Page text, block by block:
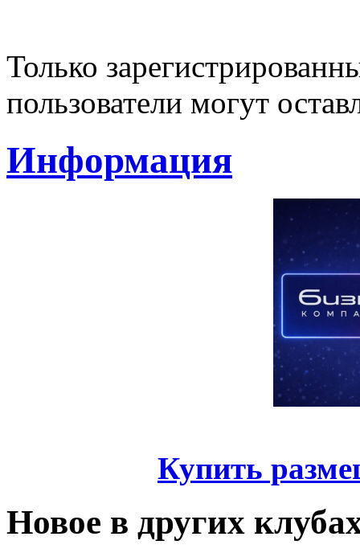
Только
пользователи могут
Информация
Купить
Новое в других